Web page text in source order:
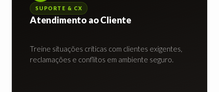
SUPORTE & CX
Atendimento ao Cliente
Treine situações críticas com clientes exigentes,
reclamações e conflitos em ambiente seguro.